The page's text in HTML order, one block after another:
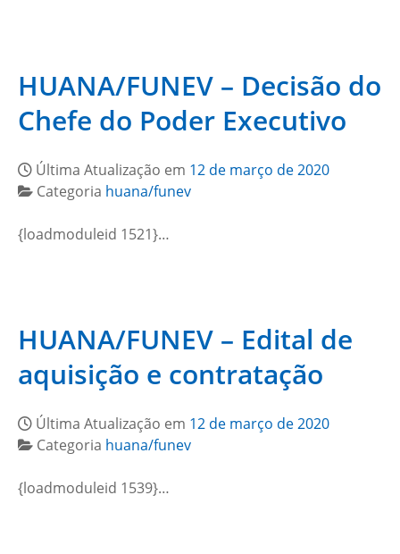
HUANA/FUNEV – Decisão do
Chefe do Poder Executivo
Última Atualização em 12 de março de 2020
Categoria huana/funev
{loadmoduleid 1521}…
HUANA/FUNEV – Edital de
aquisição e contratação
Última Atualização em 12 de março de 2020
Categoria huana/funev
{loadmoduleid 1539}…